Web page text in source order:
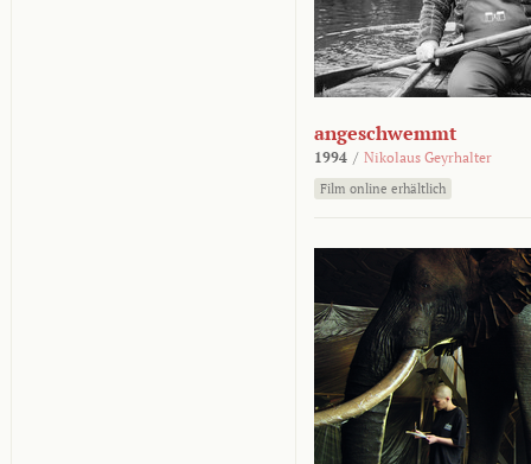
angeschwemmt
1994 / Nikolaus Geyrhalter
Film online erhältlich